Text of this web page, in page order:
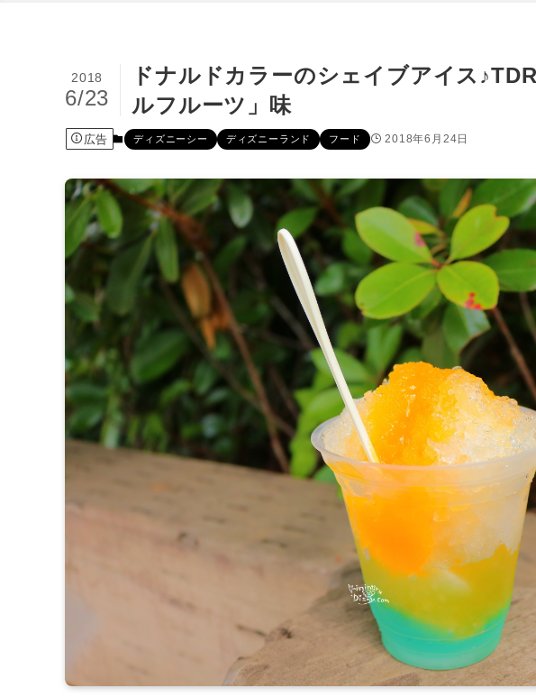
ドナルドカラーのシェイブアイス
ルフルーツ」味
2018
6/23
広告 ディズニーシー ディズニーランド フード 2018年6月24日